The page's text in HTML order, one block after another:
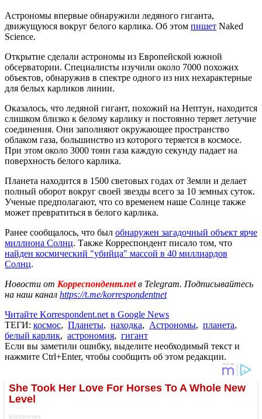
Астрономы впервые обнаружили ледяного гиганта,
движущуюся вокруг белого карлика. Об этом пишет Naked
Science.
Открытие сделали астрономы из Европейской южной
обсерватории. Специалисты изучили около 7000 похожих
объектов, обнаружив в спектре одного из них нехарактерные
для белых карликов линии.
Оказалось, что ледяной гигант, похожий на Нептун, находится
слишком близко к белому карлику и постоянно теряет летучие
соединения. Они заполняют окружающее пространство
облаком газа, большинство из которого теряется в космосе.
При этом около 3000 тонн газа каждую секунду падает на
поверхность белого карлика.
Планета находится в 1500 световых годах от Земли и делает
полный оборот вокруг своей звезды всего за 10 земных суток.
Ученые предполагают, что со временем наше Солнце также
может превратиться в белого карлика.
Ранее сообщалось, что был обнаружен загадочный объект ярче
миллиона Солнц. Также Корреспондент писало том, что
найден космический "убийца" массой в 40 миллиардов
Солнц.
Новости от Корреспондент.netв Telegram. Подписывайтесь
на наш канал https://t.me/korrespondentnet
Читайте Korrespondent.net в Google News
ТЕГИ: космос, Планеты, находка, Астрономы, планета,
белый карлик, астрономия, гигант
Если вы заметили ошибку, выделите необходимый текст и
нажмите Ctrl+Enter, чтобы сообщить об этом редакции.